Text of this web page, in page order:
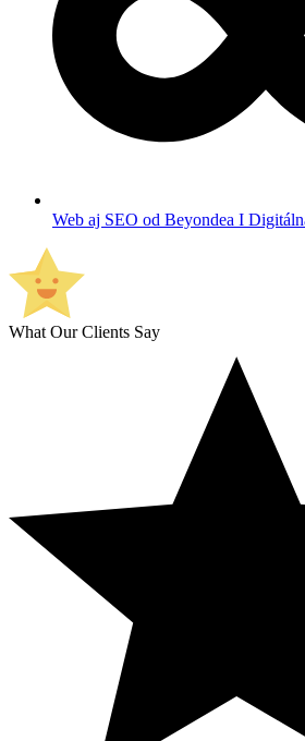
Web aj SEO od Beyondea I
What Our Clients Say